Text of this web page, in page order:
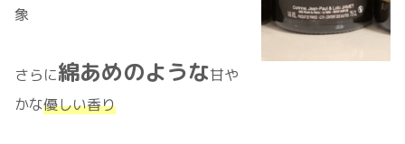
象
さらに綿あめのような甘や
かな優しい香り